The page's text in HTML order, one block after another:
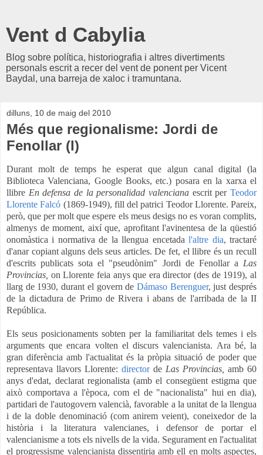
Vent d Cabylia
Blog sobre política, historiografia i altres divertiments
personals escrit a recer del vent de ponent per Vicent
Baydal, una barreja de xaloc i tramuntana.
dilluns, 10 de maig del 2010
Més que regionalisme: Jordi de
Fenollar (I)
Durant molt de temps he esperat que algun canal digital (la
Biblioteca Valenciana, Google Books, etc.) posara en la xarxa el
llibre En defensa de la personalidad valenciana escrit perTeodor
Llorente Falcó (1869-1949), fill del patrici Teodor Llorente. Pareix,
però, que per molt que espere els meus desigs no es voran complits,
almenys de moment, així que, aprofitant l'avinentesa de la qüestió
onomàstica i normativa de la llengua encetadal'altre dia, tractaré
d'anar copiant alguns dels seus articles. De fet, el llibre és un recull
d'escrits publicats sota el "pseudònim" Jordi de Fenollar a Las
Provincias, on Llorente feia anys que era director (des de 1919), al
llarg de 1930, durant el govern de Dámaso Berenguer, just després
de la dictadura de Primo de Rivera i abans de l'arribada de la II
República.
Els seus posicionaments sobten per la familiaritat dels temes i els
arguments que encara volten el discurs valencianista. Ara bé, la
gran diferència amb l'actualitat és la pròpia situació de poder que
representava llavors Llorente: directorde Las Provincias, amb 60
anys d'edat, declarat regionalista (amb el consegüent estigma que
això comportava a l'època, com el de "nacionalista" hui en dia),
partidari de l'autogovern valencià, favorable a la unitat de la llengua
i de la doble denominació (com anirem veient), coneixedor de la
història i la literatura valencianes, i defensor de portar el
valencianisme a tots els nivells de la vida. Segurament en l'actualitat
el progressisme valencianista dissentiria amb ell en molts aspectes,